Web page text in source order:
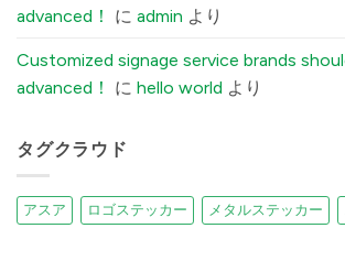
Peel
How
Factory
advanced！
に admin より
Customized signage service brands
advanced！
に hello world より
タグクラウド
アスア ロゴステッカー メタルステッカー